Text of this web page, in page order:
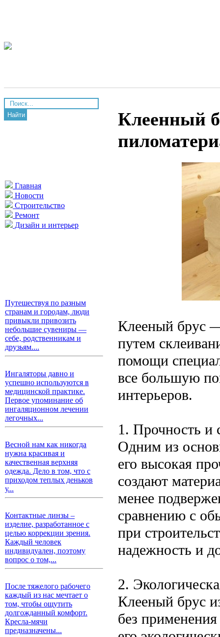
Найти
Главная
Новости
Строительство
Ремонт
Дизайн и интерьер
Путешествуя по разным
странам и городам, люди
привыкли привозить
небольшие сувениры —
себе, родственникам и
друзьям....
Ингаляторы давно и
успешно используются в
медицинской практике.
Первое упоминание об
ингаляционном лечении
легочных...
Весной нам как никогда
нужна красивая и
качественная верхняя
одежда. Дело в том, что с
приходом теплых деньков
у...
Контактные линзы –
изделие, разработанное с
целью коррекции зрения.
Каждый человек
индивидуален, поэтому
вопрос о том,...
После тяжелого рабочего
каждый из нас мечтает о
том, чтобы ощутить
долгожданный комфорт.
Кресла-мячи
предназначены...
Клеенный
Клееный брус
путем
помощи
все большую
интерьеров.
1. Прочность и
Одним из
его высокая
создают
менее
сравнению с
при
надежность и
2.
Клееный брус
без